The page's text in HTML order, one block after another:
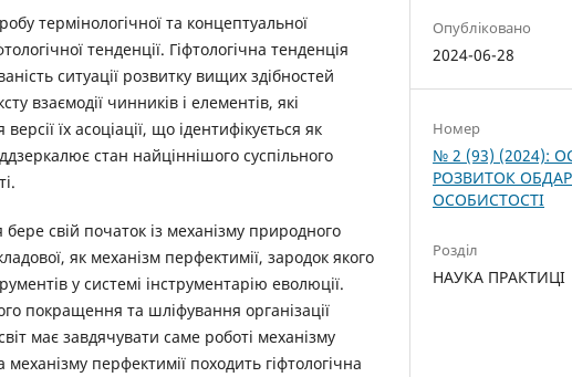
термінологічної та концептуальної
тенденції. Гіфтологічна тенденція
ситуації розвитку вищих здібностей
взаємодії чинників і елементів, які
їх асоціації, що ідентифікується як
стан найціннішого суспільного
бере свій початок із механізму природного
як механізм перфектимії, зародок якого
у системі інструментарію еволюції.
покращення та шліфування організації
має завдячувати саме роботі механізму
механізму перфектимії походить гіфтологічна
Опубліковано
2024-06-28
Номер
№ 2 (93) (2024):
РОЗВИТОК
ОСОБИСТОСТІ
Розділ
НАУКА ПРАКТИЦІ